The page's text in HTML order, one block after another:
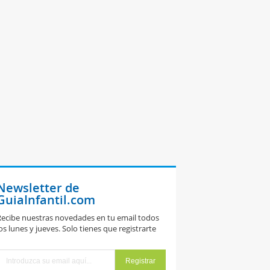
de
nuestras novedades en tu email todos
lunes y jueves. Solo tienes que registrarte